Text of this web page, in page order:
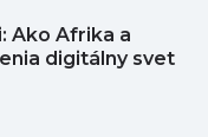
Ako Afrika a
digitálny svet